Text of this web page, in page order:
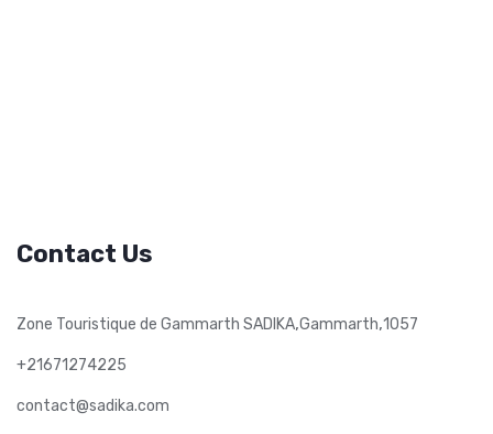
Contact Us
Zone Touristique de Gammarth SADIKA,Gammarth,1057
+21671274225
contact@sadika.com